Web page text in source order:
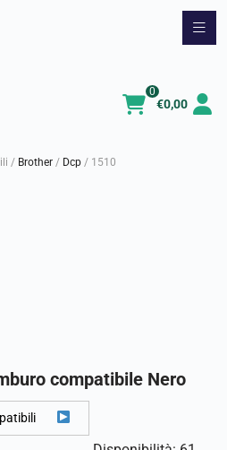
€0,00
0
/ brother / dcp / 1510
compatibile Nero